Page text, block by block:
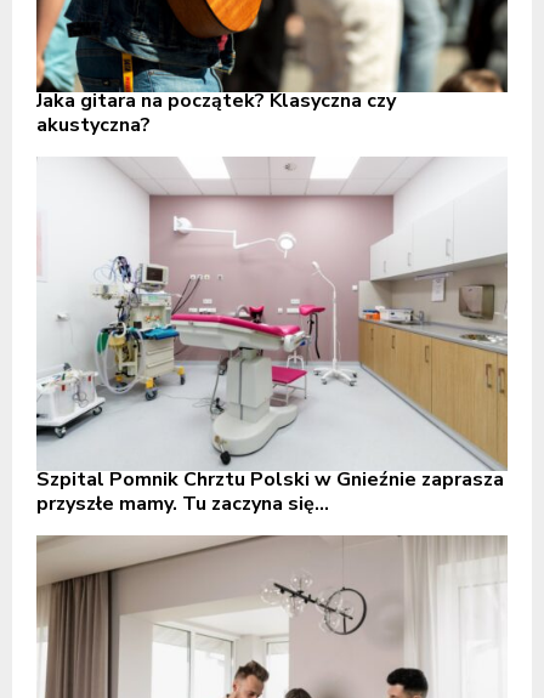
Jaka gitara na początek? Klasyczna czy
akustyczna?
Szpital Pomnik Chrztu Polski w Gnieźnie zaprasza
przyszłe mamy. Tu zaczyna się...